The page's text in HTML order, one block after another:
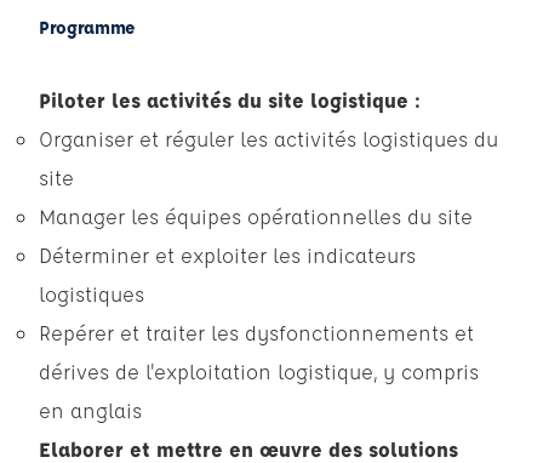
Programme
Piloter les activités du site logistique :
Organiser et réguler les activités logistiques du
site
Manager les équipes opérationnelles du site
Déterminer et exploiter les indicateurs
logistiques
Repérer et traiter les dysfonctionnements et
dérives de l'exploitation logistique, y compris
en anglais
Elaborer et mettre en œuvre des solutions